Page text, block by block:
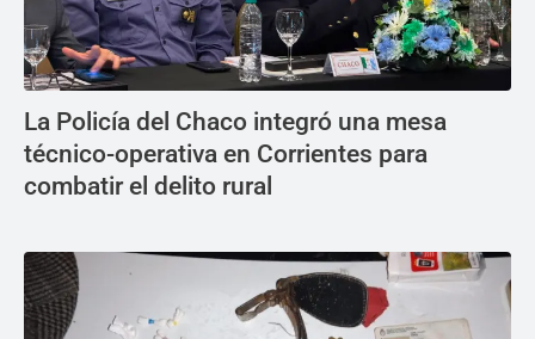
La Policía del Chaco integró una mesa
técnico-operativa en Corrientes para
combatir el delito rural